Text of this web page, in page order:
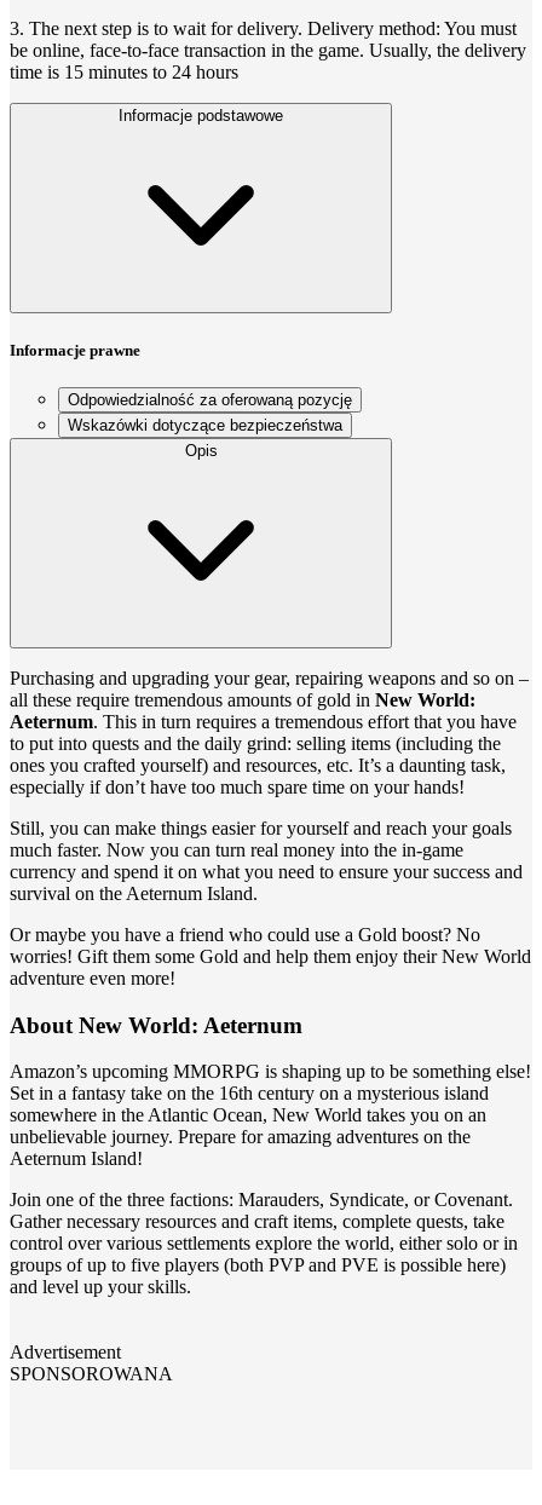
3. The next step is to wait for delivery. Delivery method: You must
be online, face-to-face transaction in the game. Usually, the delivery
time is 15 minutes to 24 hours
Informacje podstawowe
Informacje prawne
Odpowiedzialność za oferowaną pozycję
Wskazówki dotyczące bezpieczeństwa
Opis
Purchasing and upgrading your gear, repairing weapons and so on –
all these require tremendous amounts of gold in New World:
Aeternum. This in turn requires a tremendous effort that you have
to put into quests and the daily grind: selling items (including the
ones you crafted yourself) and resources, etc. It’s a daunting task,
especially if don’t have too much spare time on your hands!
Still, you can make things easier for yourself and reach your goals
much faster. Now you can turn real money into the in-game
currency and spend it on what you need to ensure your success and
survival on the Aeternum Island.
Or maybe you have a friend who could use a Gold boost? No
worries! Gift them some Gold and help them enjoy their New World
adventure even more!
About New World: Aeternum
Amazon’s upcoming MMORPG is shaping up to be something else!
Set in a fantasy take on the 16th century on a mysterious island
somewhere in the Atlantic Ocean, New World takes you on an
unbelievable journey. Prepare for amazing adventures on the
Aeternum Island!
Join one of the three factions: Marauders, Syndicate, or Covenant.
Gather necessary resources and craft items, complete quests, take
control over various settlements explore the world, either solo or in
groups of up to five players (both PVP and PVE is possible here)
and level up your skills.
Advertisement
SPONSOROWANA